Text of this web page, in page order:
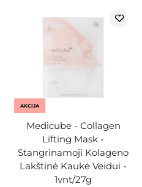
AKCIJA
Medicube - Collagen
Lifting Mask -
Stangrinamoji Kolageno
Lakštinė Kaukė Veidui -
1vnt/27g